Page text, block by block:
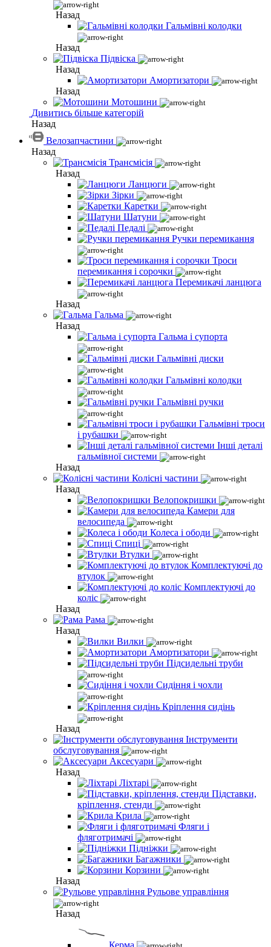
Назад
Гальмівні колодки
Назад
Підвіска
Назад
Амортизатори
Назад
Мотошини
Дивитись більше категорій
Назад
Велозапчастини
Назад
Трансмісія
Назад
Ланцюги
Зірки
Каретки
Шатуни
Педалі
Ручки перемикання
Троси
перемикання і сорочки
Перемикачі ланцюга
Назад
Гальма
Назад
Гальма і супорта
Гальмівні диски
Гальмівні колодки
Гальмівні ручки
Гальмівні троси
і рубашки
Інші деталі
гальмівної системи
Назад
Колісні частини
Назад
Велопокришки
Камери для
велосипеда
Колеса і ободи
Спиці
Втулки
Комплектуючі до
втулок
Комплектуючі до
коліс
Назад
Рама
Назад
Вилки
Амортизатори
Підсидельні труби
Сидіння і чохли
Кріплення сидінь
Назад
Інструменти
обслуговування
Аксесуари
Назад
Ліхтарі
Підставки,
кріплення, стенди
Крила
Фляги і
фляготримачі
Підніжки
Багажники
Корзини
Назад
Рульове управління
Назад
Керма